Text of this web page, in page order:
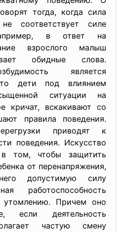
тогда, когда сила
соответствует силе
в ответ на
взрослого малыш
обидные слова.
является
дети под влиянием
ситуации на
кричат, вскакивают со
правила поведения.
приводят к
поведения. Искусство
в том, чтобы защитить
от перенапряжения,
допустимую силу
работоспособность
Причем оно
если деятельность
частую смену